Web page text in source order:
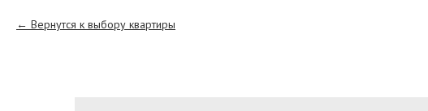
Вернутся к выбору квартиры